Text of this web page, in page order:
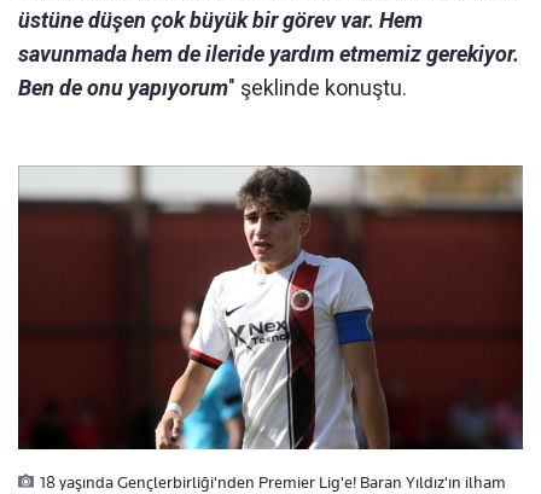
üstüne düşen çok büyük bir görev var. Hem
savunmada hem de ileride yardım etmemiz gerekiyor.
Ben de onu yapıyorum" şeklinde konuştu.
18 yaşında Gençlerbirliği'nden Premier Lig'e! Baran Yıldız'ın ilham